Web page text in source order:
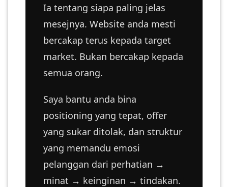
Ia tentang siapa paling jelas
mesejnya. Website anda mesti
bercakap terus kepada target
market. Bukan bercakap kepada
semua orang.
Saya bantu anda bina
positioning yang tepat, offer
yang sukar ditolak, dan struktur
yang memandu emosi
pelanggan dari perhatian →
minat → keinginan → tindakan.